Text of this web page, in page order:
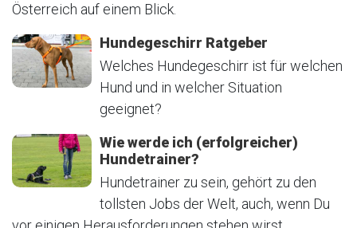
Österreich auf einem Blick.
Hundegeschirr Ratgeber
Welches Hundegeschirr ist für welchen
Hund und in welcher Situation
geeignet?
Wie werde ich (erfolgreicher)
Hundetrainer?
Hundetrainer zu sein, gehört zu den
tollsten Jobs der Welt, auch, wenn Du